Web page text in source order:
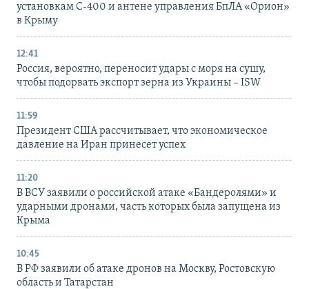
установкам С-400 и антене управления БпЛА «Орион»
в Крыму
12:41
Россия, вероятно, переносит удары с моря на сушу,
чтобы подорвать экспорт зерна из Украины – ISW
11:59
Президент США рассчитывает, что экономическое
давление на Иран принесет успех
11:20
В ВСУ заявили о российской атаке «Бандеролями» и
ударными дронами, часть которых была запущена из
Крыма
10:45
В РФ заявили об атаке дронов на Москву, Ростовскую
область и Татарстан